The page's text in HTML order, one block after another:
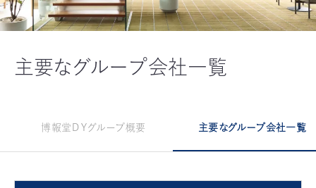
主要なグループ会社一覧
博報堂ＤＹグループ概要 主要なグループ会社一覧